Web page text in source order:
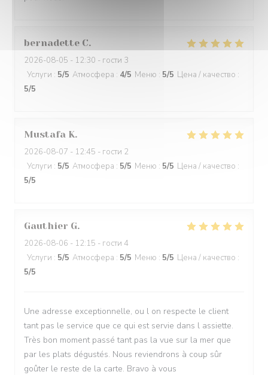
bernadette C
2026-08-05 - 12:30 - гости 3
Услуги : 5/5 Атмосфера : 4/5 Меню : 5/5 Цена / качество :
5/5
Mustafa K
2026-08-07 - 12:45 - гости 2
Услуги : 5/5 Атмосфера : 5/5 Меню : 5/5 Цена / качество :
5/5
Gauthier G
2026-08-06 - 12:15 - гости 4
Услуги : 5/5 Атмосфера : 5/5 Меню : 5/5 Цена / качество :
5/5
Une adresse exceptionnelle, ou l on respecte le client
tant pas le service que ce qui est servie dans l assiette.
Très bon moment passé tant pas la vue sur la mer que
par les plats dégustés. Nous reviendrons à coup sûr
goûter le reste de la carte. Bravo à vous